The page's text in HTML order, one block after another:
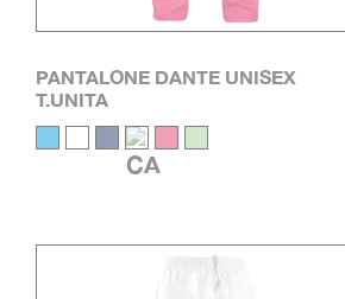
PANTALONE DANTE UNISEX
T.UNITA